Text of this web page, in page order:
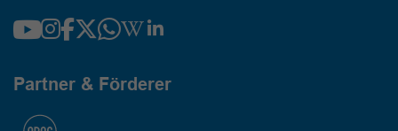
Partner & Förderer